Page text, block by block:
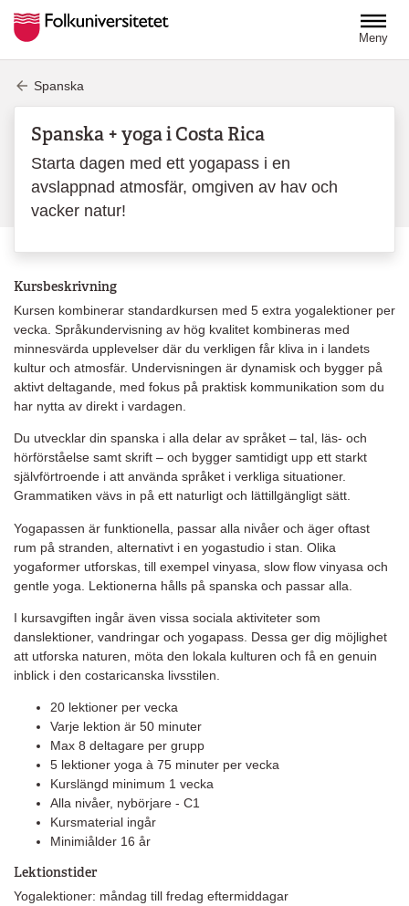
Meny
Spanska
Spanska + yoga i Costa Rica
Starta dagen med ett yogapass i en
avslappnad atmosfär, omgiven av hav och
vacker natur!
Kursbeskrivning
Kursen kombinerar standardkursen med 5 extra yogalektioner per
vecka. Språkundervisning av hög kvalitet kombineras med
minnesvärda upplevelser där du verkligen får kliva in i landets
kultur och atmosfär. Undervisningen är dynamisk och bygger på
aktivt deltagande, med fokus på praktisk kommunikation som du
har nytta av direkt i vardagen.
Du utvecklar din spanska i alla delar av språket – tal, läs- och
hörförståelse samt skrift – och bygger samtidigt upp ett starkt
självförtroende i att använda språket i verkliga situationer.
Grammatiken vävs in på ett naturligt och lättillgängligt sätt.
Yogapassen är funktionella, passar alla nivåer och äger oftast
rum på stranden, alternativt i en yogastudio i stan. Olika
yogaformer utforskas, till exempel vinyasa, slow flow vinyasa och
gentle yoga. Lektionerna hålls på spanska och passar alla.
I kursavgiften ingår även vissa sociala aktiviteter som
danslektioner, vandringar och yogapass. Dessa ger dig möjlighet
att utforska naturen, möta den lokala kulturen och få en genuin
inblick i den costaricanska livsstilen.
20 lektioner per vecka
Varje lektion är 50 minuter
Max 8 deltagare per grupp
5 lektioner yoga à 75 minuter per vecka
Kurslängd minimum 1 vecka
Alla nivåer, nybörjare - C1
Kursmaterial ingår
Minimiålder 16 år
Lektionstider
Yogalektioner: måndag till fredag eftermiddagar